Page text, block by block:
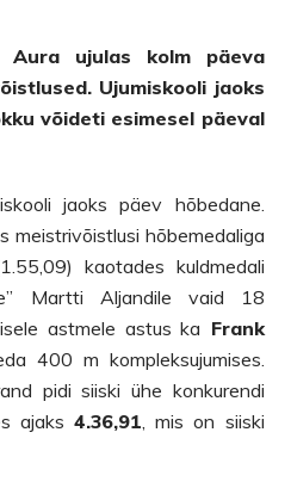
ujulas kolm päeva
Ujumiskooli jaoks
võideti esimesel päeval
jaoks päev hõbedane.
meistrivõistlusi hõbemedaliga
kaotades kuldmedali
Martti Aljandile vaid 18
astmele astus ka Frank
400 m kompleksujumises.
pidi siiski ühe konkurendi
ajaks4.36,91, mis on siiski